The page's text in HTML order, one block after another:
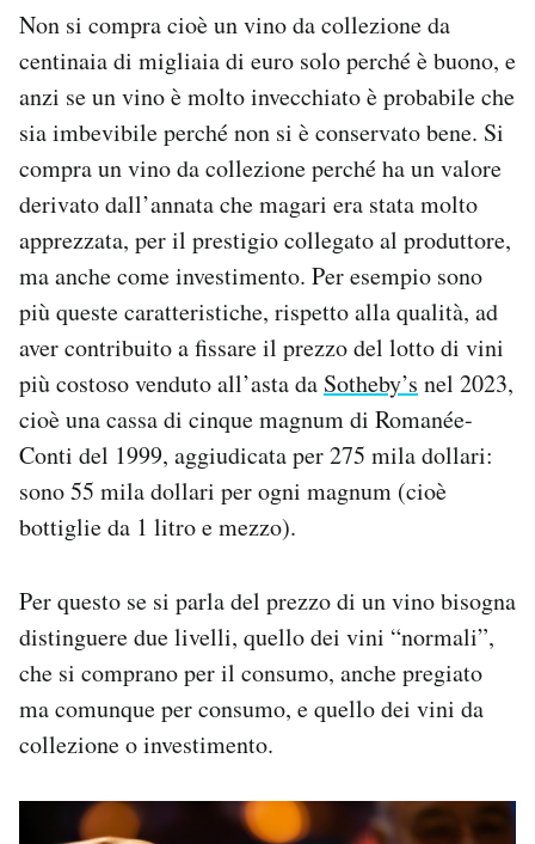
Non si compra cioè un vino da collezione da
centinaia di migliaia di euro solo perché è buono, e
anzi se un vino è molto invecchiato è probabile che
sia imbevibile perché non si è conservato bene. Si
compra un vino da collezione perché ha un valore
derivato dall’annata che magari era stata molto
apprezzata, per il prestigio collegato al produttore,
ma anche come investimento. Per esempio sono
più queste caratteristiche, rispetto alla qualità, ad
aver contribuito a fissare il prezzo del lotto di vini
più costoso venduto all’asta da Sotheby’s nel 2023,
cioè una cassa di cinque magnum di Romanée-
Conti del 1999, aggiudicata per 275 mila dollari:
sono 55 mila dollari per ogni magnum (cioè
bottiglie da 1 litro e mezzo).
Per questo se si parla del prezzo di un vino bisogna
distinguere due livelli, quello dei vini “normali”,
che si comprano per il consumo, anche pregiato
ma comunque per consumo, e quello dei vini da
collezione o investimento.